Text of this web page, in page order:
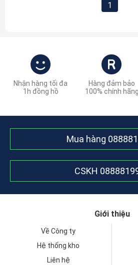
1
Nhận hàng tối đa
1h đồng hồ
Hàng đảm bảo
100% chính hãng
Mua hàng
CSKH
Giới thiệu
Về Công ty
Hệ thống kho
Liên hệ